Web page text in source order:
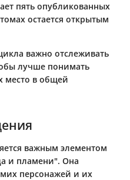
пять опубликованных
остается открытым
важно отслеживать
лучше понимать
место в общей
важным элементом
и пламени". Она
персонажей и их